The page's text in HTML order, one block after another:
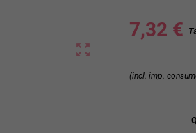
zoom_out_map
7,32 €
(incl. imp.